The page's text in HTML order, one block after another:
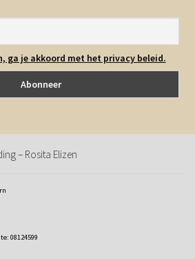
ga je akkoord met het privacy beleid.
– Rosita Elizen
08124599